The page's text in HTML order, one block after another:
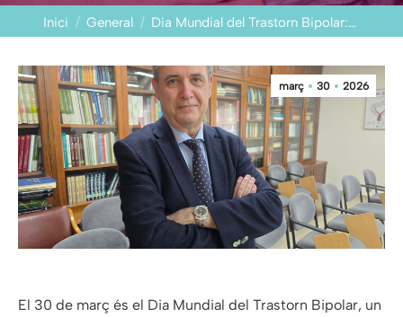
You are here:
Inici General Dia Mundial del Trastorn Bipolar:…
març 30 2026
El 30 de març és el Dia Mundial del Trastorn Bipolar, un